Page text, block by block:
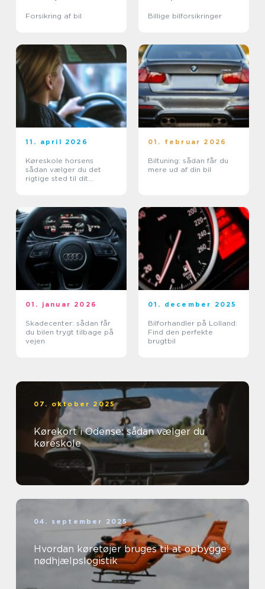
Forsikring af bil Billige bilforsikringer
11. april 2026
Køreskole horsens
sådan vælger du det
rigtige sted til dit
01. februar 2026
Biltuning: sådan får du
mere ud af din bil
01. januar 2026
Skadecenter: sådan får
du bilen trygt tilbage på
vejen
01. december 2025
Bilforhandler på Lolland:
Find den perfekte
brugtbil
07. oktober 2025
Kørekort i Odense: sådan vælger du
køreskole
04. september 2025
Hvordan køretøjer bruges til at opbygge
nødhjælpslogistik